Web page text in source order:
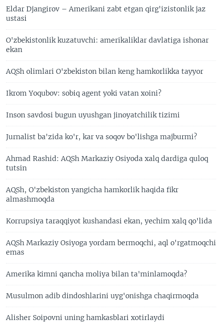
Eldar Djangirov – Amerikani zabt etgan qirg'izistonlik jaz
ustasi
O'zbekistonlik kuzatuvchi: amerikaliklar davlatiga ishonar
ekan
AQSh olimlari O'zbekiston bilan keng hamkorlikka tayyor
Ikrom Yoqubov: sobiq agent yoki vatan xoini?
Inson savdosi bugun uyushgan jinoyatchilik tizimi
Jurnalist ba'zida ko'r, kar va soqov bo'lishga majburmi?
Ahmad Rashid: AQSh Markaziy Osiyoda xalq dardiga quloq
tutsin
AQSh, O'zbekiston yangicha hamkorlik haqida fikr
almashmoqda
Korrupsiya taraqqiyot kushandasi ekan, yechim xalq qo'lida
AQSh Markaziy Osiyoga yordam bermoqchi, aql o'rgatmoqchi
emas
Amerika kimni qancha moliya bilan ta'minlamoqda?
Musulmon adib dindoshlarini uyg'onishga chaqirmoqda
Alisher Soipovni uning hamkasblari xotirlaydi